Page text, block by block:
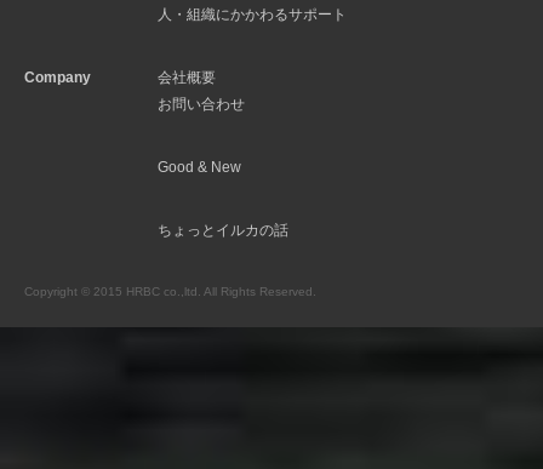
人・組織にかかわるサポート
Company
会社概要
お問い合わせ
Good & New
ちょっとイルカの話
Copyright © 2015 HRBC co.,ltd. All Rights Reserved.